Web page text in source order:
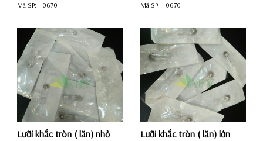
Mã SP:
0670
Mã SP:
0670
Lưỡi khắc tròn ( lăn) nhỏ Lưỡi khắc tròn ( lăn) lớn